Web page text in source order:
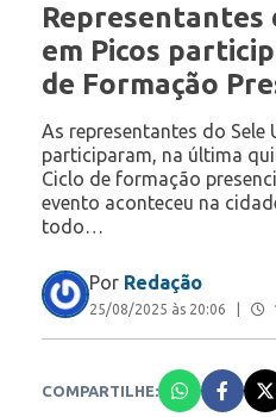
Representantes
em Picos
de Formação
As representantes do Sele
participaram, na última
Ciclo de formação
evento aconteceu na
todo…
Por Redação
25/08/2025 às 20:06
COMPARTILHE: